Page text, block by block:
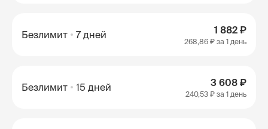
Безлимит 7 дней 1 882 ₽
268,86 ₽ за 1 день
Безлимит 15 дней 3 608 ₽
240,53 ₽ за 1 день